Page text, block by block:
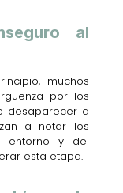
al
muchos
por los
desaparecer a
a notar los
entorno y del
esta etapa.